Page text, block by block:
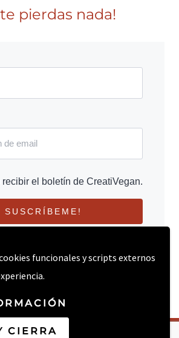
funcionales y scripts externos
CIERRA
te pierdas nada!
el boletín de CreatiVegan.
SUSCRÍBEME!